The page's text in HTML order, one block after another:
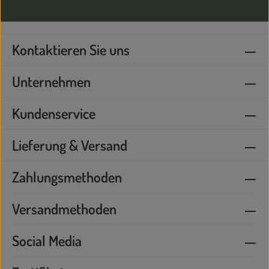
Kontaktieren Sie uns
Unternehmen
Kundenservice
Lieferung & Versand
Zahlungsmethoden
Versandmethoden
Social Media